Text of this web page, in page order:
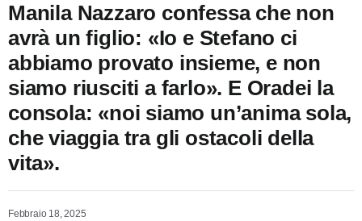
Manila Nazzaro confessa che non
avrà un figlio: «Io e Stefano ci
abbiamo provato insieme, e non
siamo riusciti a farlo». E Oradei la
consola: «noi siamo un’anima sola,
che viaggia tra gli ostacoli della
vita».
Febbraio 18, 2025